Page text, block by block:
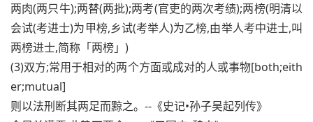
两肉(两只牛);两替(两批);两考(官吏的两次考绩);两榜(明清以
会试(考进士)为甲榜,乡试(考举人)为乙榜,由举人考中进士,叫
两榜进士,简称「两榜」)
(3)双方;常用于相对的两个方面或成对的人或事物[both;eith
er;mutual]
则以法刑断其两足而黥之。--《史记•孙子吴起列传》